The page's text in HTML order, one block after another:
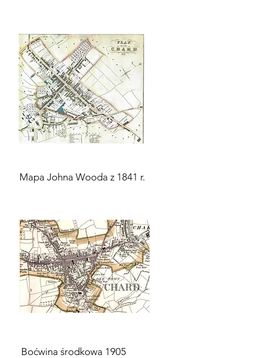
Mapa Johna Wooda z 1841 r.
Boćwina środkowa 1905